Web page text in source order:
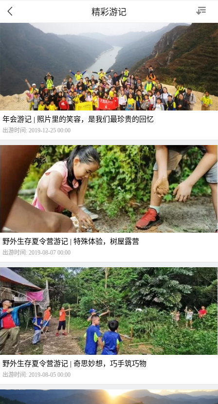
 精彩游记 
年会游记 | 照片里的笑容，是我们最珍贵的回忆
出游时间: 2019-12-25 00:00
野外生存夏令营游记 | 特殊体验，树屋露营
出游时间: 2019-08-07 00:00
野外生存夏令营游记 | 奇思妙想，巧手筑巧物
出游时间: 2019-08-05 00:00